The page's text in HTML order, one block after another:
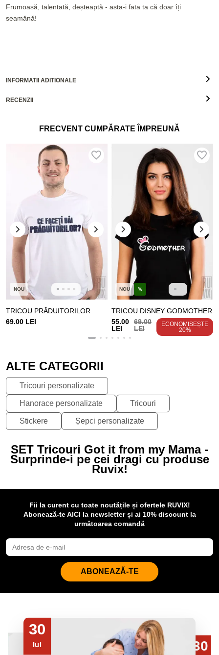
Frumoasă, talentată, deșteaptă - asta-i fata ta că doar îți
seamănă!
INFORMATII ADITIONALE
RECENZII
FRECVENT CUMPĂRATE ÎMPREUNĂ
NOU
TRICOU PRĂDUITORILOR
69.00 LEI
NOU %
TRICOU DISNEY GODMOTHER
55.00
LEI
69.00
LEI
ECONOMISEȘTE
20%
ALTE CATEGORII
Tricouri personalizate
Hanorace personalizate Tricouri
Stickere Șepci personalizate
SET Tricouri Got it from my Mama -
Surprinde-i pe cei dragi cu produse
Ruvix!
Fii la curent cu toate noutățile și ofertele RUVIX!
Abonează-te AICI la newsletter și ai 10% discount la
următoarea comandă
ABONEAZĂ-TE
30
Iul 30